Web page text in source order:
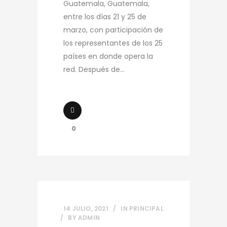
Guatemala, Guatemala,
entre los días 21 y 25 de
marzo, con participación de
los representantes de los 25
países en donde opera la
red. Después de...
0
14 JULIO, 2021 IN PRINCIPAL
BY ADMIN